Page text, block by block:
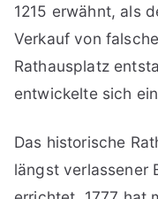
1215 erwähnt, als
Verkauf von
Rathausplatz
entwickelte sich
Das historische
längst verlassener